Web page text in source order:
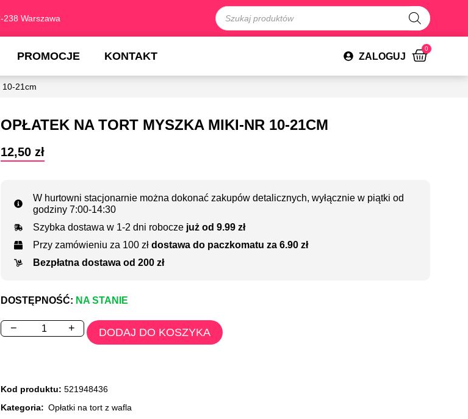
238 Warszawa
PROMOCJE KONTAKT ZALOGUJ
0
10-21cm
OPŁATEK NA TORT MYSZKA MIKI-NR 10-21CM
12,50 zł
W hurtowni stacjonarnie można dokonać zakupów detalicznych, wyłącznie w piątki od
godziny 7:00-14:30
Szybka dostawa w 1-2 dni robocze już od 9.99 zł
Przy zamówieniu za 100 zł dostawa do paczkomatu za 6.90 zł
Bezpłatna dostawa od 200 zł
DOSTĘPNOŚĆ: NA STANIE
− + DODAJ DO KOSZYKA
Kod produktu: 521948436
Kategoria: Opłatki na tort z wafla